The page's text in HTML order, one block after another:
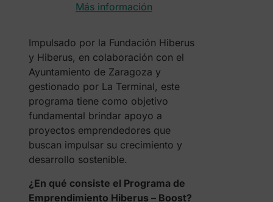
Más información
Impulsado por la Fundación Hiberus
y Hiberus, en colaboración con el
Ayuntamiento de Zaragoza y
gestionado por La Terminal, este
programa tiene como objetivo
fundamental brindar apoyo a
proyectos emprendedores que
buscan impulsar su crecimiento y
desarrollo sostenible.
¿En qué consiste el Programa de
Emprendimiento Hiberus – Boost?